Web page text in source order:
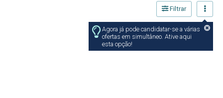
Agora já pode candidatar-se a várias
ofertas em simultâneo. Ative aqui
esta opção!
Filtrar